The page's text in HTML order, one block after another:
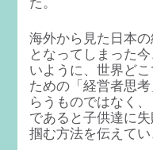
海外から見た日本
となってしまった
いように、世界ど
ための「経営者思
らうものではなく
であると子供達に
掴む方法を伝えてい